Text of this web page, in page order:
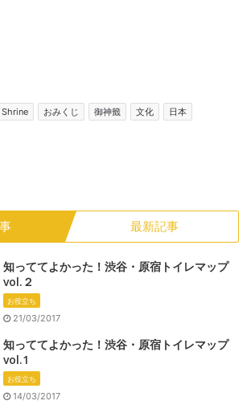
Shrine おみくじ 御神籤 文化
日本
最新記事
知っててよかった！渋谷・原宿トイレマップ
vol.２
お役立ち
21/03/2017
知っててよかった！渋谷・原宿トイレマップ
vol.1
お役立ち
14/03/2017